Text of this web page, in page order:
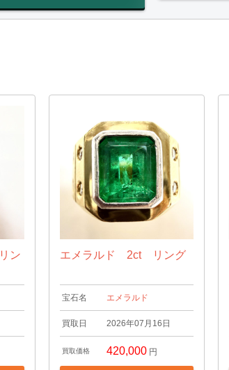
ン エメラルド 2ct リング
宝石名 エメラルド
買取日 2026年07月16日
買取価格 420,000 円